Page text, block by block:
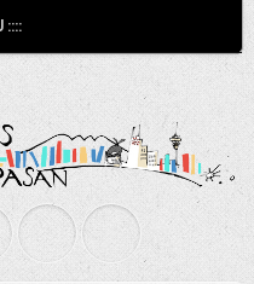
::::